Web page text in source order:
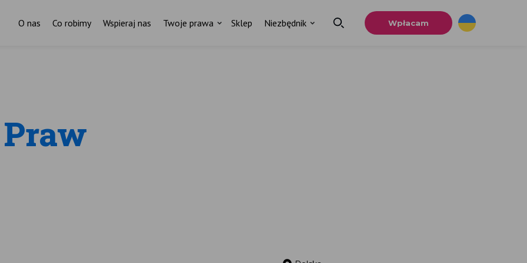
O nas Co robimy Wspieraj nas Twoje prawa Sklep Niezbędnik Wpłacam
stałym darczyńcą Fundacji Rodzić po Ludzku.